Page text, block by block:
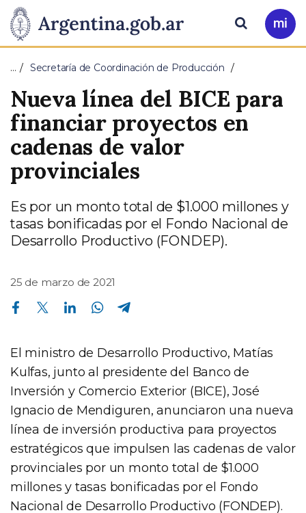
Presidencia
de
la
Nación
Pasar al contenido principal
Ir
a
Buscar
… Secretaría de Coordinación de Producción
Nueva línea del BICE para
financiar proyectos en
cadenas de valor
provinciales
Es por un monto total de $1.000 millones y
tasas bonificadas por el Fondo Nacional de
Desarrollo Productivo (FONDEP).
25 de marzo de 2021
Compartir en Facebook Compartir en Twitter Compartir en Linkedin Compartir en Whatsapp
El ministro de Desarrollo Productivo, Matías
Kulfas, junto al presidente del Banco de
Inversión y Comercio Exterior (BICE), José
Ignacio de Mendiguren, anunciaron una nueva
línea de inversión productiva para proyectos
estratégicos que impulsen las cadenas de valor
provinciales por un monto total de $1.000
millones y tasas bonificadas por el Fondo
Nacional de Desarrollo Productivo (FONDEP).